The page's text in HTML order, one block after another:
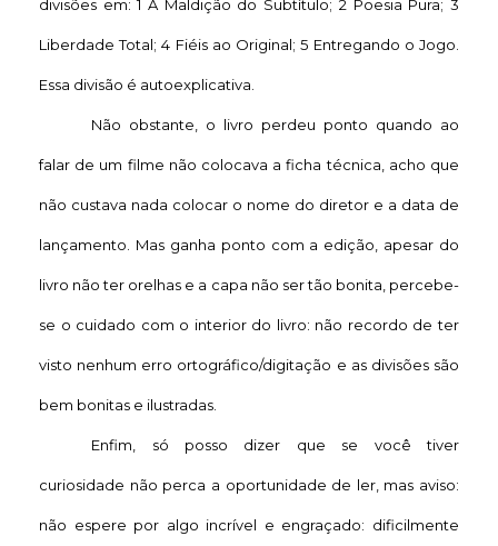
divisões em: 1 A Maldição do Subtítulo; 2 Poesia Pura; 3
Liberdade Total; 4 Fiéis ao Original; 5 Entregando o Jogo.
Essa divisão é autoexplicativa.
Não obstante, o livro perdeu ponto quando ao
falar de um filme não colocava a ficha técnica, acho que
não custava nada colocar o nome do diretor e a data de
lançamento. Mas ganha ponto com a edição, apesar do
livro não ter orelhas e a capa não ser tão bonita, percebe-
se o cuidado com o interior do livro: não recordo de ter
visto nenhum erro ortográfico/digitação e as divisões são
bem bonitas e ilustradas.
Enfim, só posso dizer que se você tiver
curiosidade não perca a oportunidade de ler, mas aviso:
não espere por algo incrível e engraçado: dificilmente